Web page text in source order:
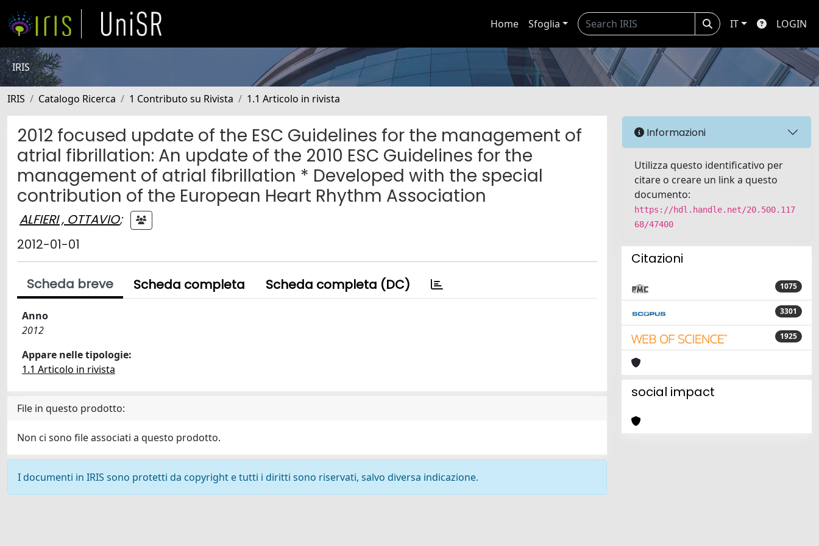
Home Sfoglia IT LOGIN
IRIS
IRIS Catalogo Ricerca 1 Contributo su Rivista 1.1 Articolo in rivista
2012 focused update of the ESC Guidelines for the management of
atrial fibrillation: An update of the 2010 ESC Guidelines for the
management of atrial fibrillation * Developed with the special
contribution of the European Heart Rhythm Association
ALFIERI , OTTAVIO;
2012-01-01
Scheda breve Scheda completa Scheda completa (DC)
Anno
2012
Appare nelle tipologie:
1.1 Articolo in rivista
File in questo prodotto:
Non ci sono file associati a questo prodotto.
I documenti in IRIS sono protetti da copyright e tutti i diritti sono riservati, salvo diversa indicazione.
Informazioni
Utilizza questo identificativo per
citare o creare un link a questo
documento:
https://hdl.handle.net/20.500.117
68/47400
Citazioni
1075
3301
1925
social impact